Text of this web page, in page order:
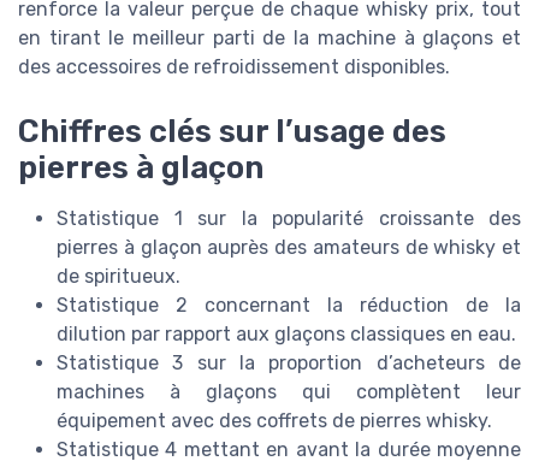
renforce la valeur perçue de chaque whisky prix, tout
en tirant le meilleur parti de la machine à glaçons et
des accessoires de refroidissement disponibles.
Chiffres clés sur l’usage des
pierres à glaçon
Statistique 1 sur la popularité croissante des
pierres à glaçon auprès des amateurs de whisky et
de spiritueux.
Statistique 2 concernant la réduction de la
dilution par rapport aux glaçons classiques en eau.
Statistique 3 sur la proportion d’acheteurs de
machines à glaçons qui complètent leur
équipement avec des coffrets de pierres whisky.
Statistique 4 mettant en avant la durée moyenne